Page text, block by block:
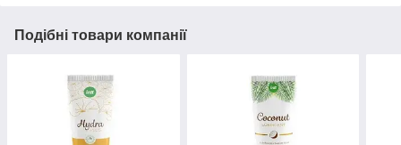
Подібні товари компанії